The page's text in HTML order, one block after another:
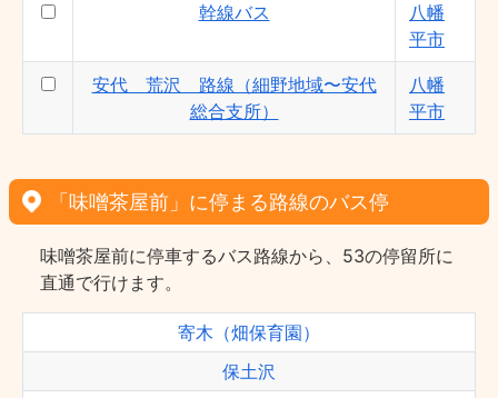
幹線バス
八幡
平市
安代 荒沢 路線（細野地域〜安代
総合支所）
八幡
平市
「味噌茶屋前」に停まる路線のバス停
味噌茶屋前に停車するバス路線から、53の停留所に
直通で行けます。
寄木（畑保育園）
保土沢